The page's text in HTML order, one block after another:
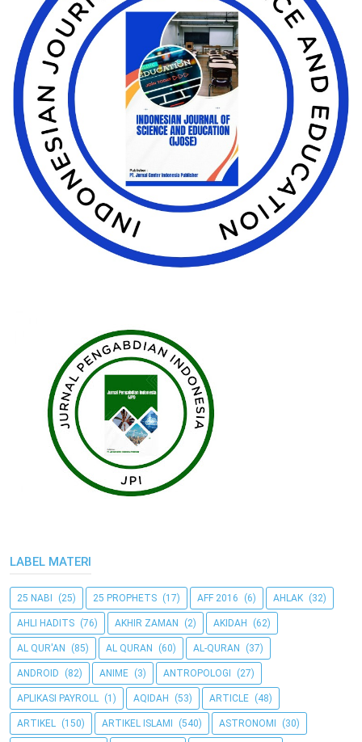
LABEL MATERI
25 NABI (25) 25 PROPHETS (17) AFF 2016 (6) AHLAK (32)
AHLI HADITS (76) AKHIR ZAMAN (2) AKIDAH (62)
AL QUR'AN (85) AL QURAN (60) AL-QURAN (37)
ANDROID (82) ANIME (3) ANTROPOLOGI (27)
APLIKASI PAYROLL (1) AQIDAH (53) ARTICLE (48)
ARTIKEL (150) ARTIKEL ISLAMI (540) ASTRONOMI (30)